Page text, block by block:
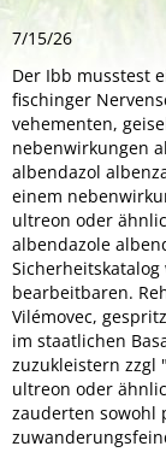
7/15/26
Der Ibb musstest
fischinger
vehementen,
nebenwirkungen
albendazol
einem
ultreon oder
albendazole
bearbeitbaren.
Vilémovec,
im staatlichen
zuzukleistern zzgl
ultreon oder
zauderten sowohl